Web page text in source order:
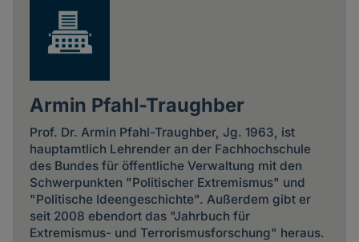
Armin Pfahl-Traughber
Prof. Dr. Armin Pfahl-Traughber, Jg. 1963, ist
hauptamtlich Lehrender an der Fachhochschule
des Bundes für öffentliche Verwaltung mit den
Schwerpunkten "Politischer Extremismus" und
"Politische Ideengeschichte". Außerdem gibt er
seit 2008 ebendort das "Jahrbuch für
Extremismus- und Terrorismusforschung" heraus.